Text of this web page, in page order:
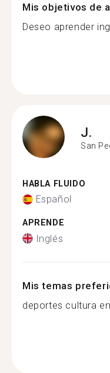
Mis objetivos de
Deseo aprender
J.
San
HABLA FLUIDO
Español
APRENDE
Inglés
Mis temas
deportes cultura